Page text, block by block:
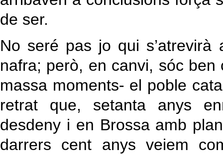
de ser.
No seré pas jo qui
nafra; però, en canvi, sóc
massa moments- el poble
retrat que, setanta anys
desdeny i en Brossa amb
darrers cent anys veiem